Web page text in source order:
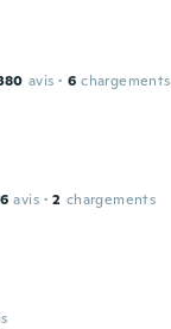
avis · 6 chargements
avis · 2 chargements